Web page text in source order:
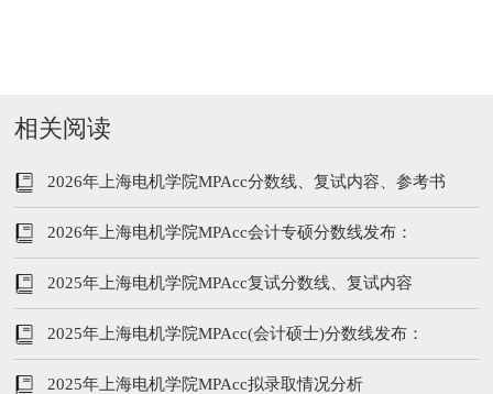
相关阅读
2026年上海电机学院MPAcc分数线、复试内容、参考书
2026年上海电机学院MPAcc会计专硕分数线发布：
199/102/51
2025年上海电机学院MPAcc复试分数线、复试内容
2025年上海电机学院MPAcc(会计硕士)分数线发布：
194/96/48
2025年上海电机学院MPAcc拟录取情况分析